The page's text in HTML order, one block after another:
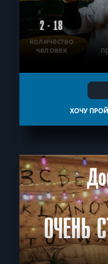
2 - 18
количество
человек
ХОЧУ
ОЧЕНЬ